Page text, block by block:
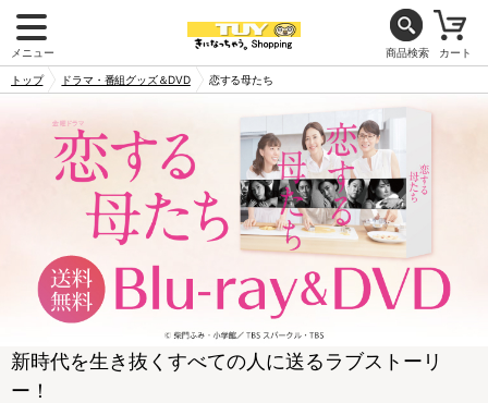
メニュー 商品検索 カート
トップ ドラマ・番組グッズ＆DVD 恋する母たち
新時代を生き抜くすべての人に送るラブストーリ
ー！